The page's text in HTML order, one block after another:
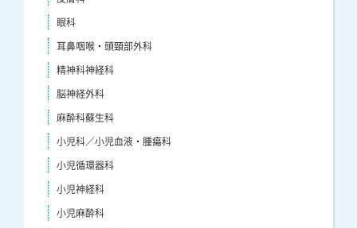
眼科
耳鼻咽喉・頭頸部外科
精神科神経科
脳神経外科
麻酔科蘇生科
小児科／小児血液・腫瘍科
小児循環器科
小児神経科
小児麻酔科